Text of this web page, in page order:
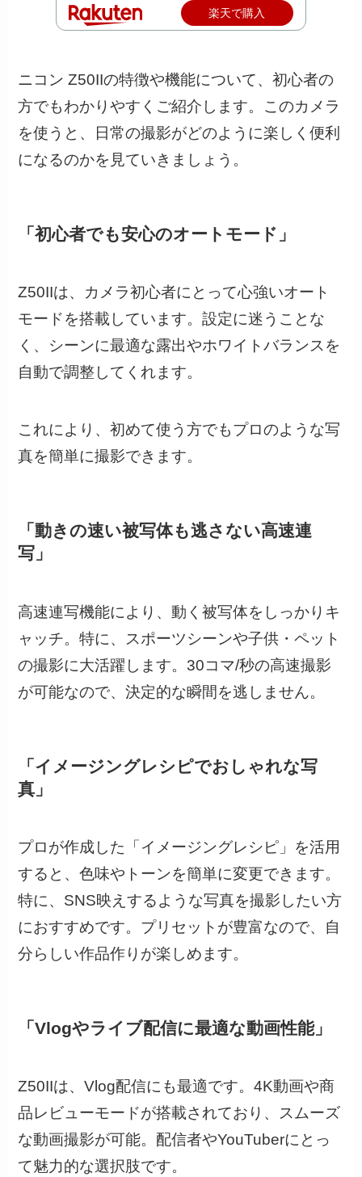
楽天で購入
ニコン Z50IIの特徴や機能について、初心者の
方でもわかりやすくご紹介します。このカメラ
を使うと、日常の撮影がどのように楽しく便利
になるのかを見ていきましょう。
「初心者でも安心のオートモード」
Z50IIは、カメラ初心者にとって心強いオート
モードを搭載しています。設定に迷うことな
く、シーンに最適な露出やホワイトバランスを
自動で調整してくれます。
これにより、初めて使う方でもプロのような写
真を簡単に撮影できます。
「動きの速い被写体も逃さない高速連
写」
高速連写機能により、動く被写体をしっかりキ
ャッチ。特に、スポーツシーンや子供・ペット
の撮影に大活躍します。30コマ/秒の高速撮影
が可能なので、決定的な瞬間を逃しません。
「イメージングレシピでおしゃれな写
真」
プロが作成した「イメージングレシピ」を活用
すると、色味やトーンを簡単に変更できます。
特に、SNS映えするような写真を撮影したい方
におすすめです。プリセットが豊富なので、自
分らしい作品作りが楽しめます。
「Vlogやライブ配信に最適な動画性能」
Z50IIは、Vlog配信にも最適です。4K動画や商
品レビューモードが搭載されており、スムーズ
な動画撮影が可能。配信者やYouTuberにとっ
て魅力的な選択肢です。